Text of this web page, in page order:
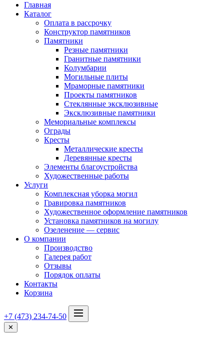
Главная
Каталог
Оплата в рассрочку
Конструктор памятников
Памятники
Резные памятники
Гранитные памятники
Колумбарии
Могильные плиты
Мраморные памятники
Проекты памятников
Стеклянные эксклюзивные
Эксклюзивные памятники
Мемориальные комплексы
Ограды
Кресты
Металлические кресты
Деревянные кресты
Элементы благоустройства
Художественные работы
Услуги
Комплексная уборка могил
Гравировка памятников
Художественное оформление памятников
Установка памятников на могилу
Озеленение — сервис
О компании
Производство
Галерея работ
Отзывы
Порядок оплаты
Контакты
Корзина
+7 (473) 234-74-50
✕